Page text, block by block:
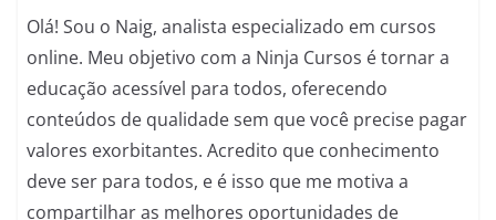
Olá! Sou o Naig, analista especializado em cursos
online. Meu objetivo com a Ninja Cursos é tornar a
educação acessível para todos, oferecendo
conteúdos de qualidade sem que você precise pagar
valores exorbitantes. Acredito que conhecimento
deve ser para todos, e é isso que me motiva a
compartilhar as melhores oportunidades de